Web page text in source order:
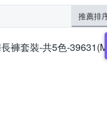
推薦排
褲套裝-共5色-